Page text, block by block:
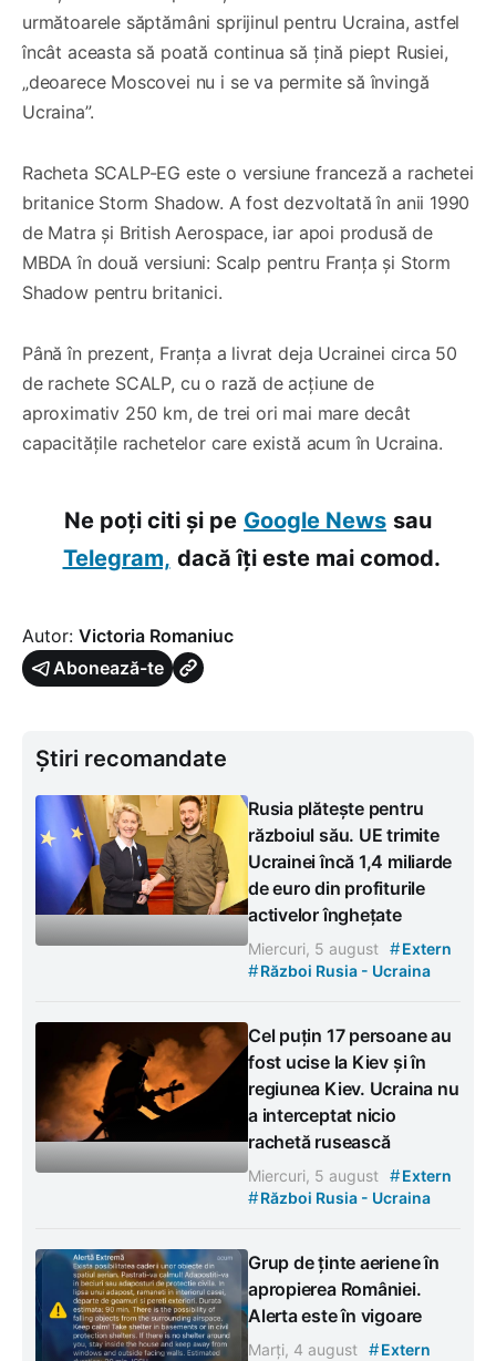
următoarele săptămâni sprijinul pentru Ucraina, astfel
încât aceasta să poată continua să țină piept Rusiei,
„deoarece Moscovei nu i se va permite să învingă
Ucraina”.
Racheta SCALP-EG este o versiune franceză a rachetei
britanice Storm Shadow. A fost dezvoltată în anii 1990
de Matra și British Aerospace, iar apoi produsă de
MBDA în două versiuni: Scalp pentru Franța și Storm
Shadow pentru britanici.
Până în prezent, Franța a livrat deja Ucrainei circa 50
de rachete SCALP, cu o rază de acțiune de
aproximativ 250 km, de trei ori mai mare decât
capacitățile rachetelor care există acum în Ucraina.
Ne poți citi și pe Google News sau
Telegram, dacă îți este mai comod.
Autor: Victoria Romaniuc
Abonează-te
Știri recomandate
Rusia plătește pentru
războiul său. UE trimite
Ucrainei încă 1,4 miliarde
de euro din profiturile
activelor înghețate
Miercuri, 5 august #Extern
#Război Rusia - Ucraina
Cel puțin 17 persoane au
fost ucise la Kiev și în
regiunea Kiev. Ucraina nu
a interceptat nicio
rachetă rusească
Miercuri, 5 august #Extern
#Război Rusia - Ucraina
Grup de ținte aeriene în
apropierea României.
Alerta este în vigoare
Marți, 4 august #Extern